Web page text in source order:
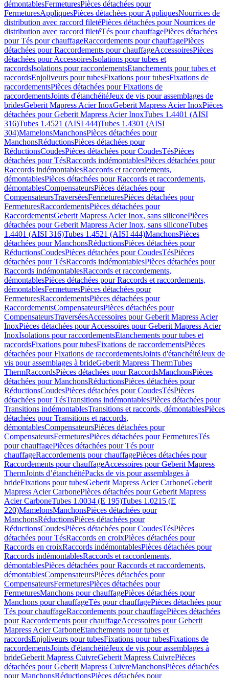
démontablesFermeturesPièces détachées pour
FermeturesAppliquesPièces détachées pour AppliquesNourrices de
distribution avec raccord filetéPièces détachées pour Nourrices de
distribution avec raccord filetéTés pour chauffagePièces détachées
pour Tés pour chauffageRaccordements pour chauffagePièces
détachées pour Raccordements pour chauffageAccessoiresPièces
détachées pour AccessoiresIsolations pour tubes et
raccordsIsolations pour raccordementsEtanchements pour tubes et
raccordsEnjoliveurs pour tubesFixations pour tubesFixations de
raccordementsPièces détachées pour Fixations de
raccordementsJoints d'étanchéitéJeux de vis pour assemblages de
bridesGeberit Mapress Acier InoxGeberit Mapress Acier InoxPièces
détachées pour Geberit Mapress Acier InoxTubes 1.4401 (AISI
316)Tubes 1.4521 (AISI 444)Tubes 1.4301 (AISI
304)MamelonsManchonsPièces détachées pour
ManchonsRéductionsPièces détachées pour
RéductionsCoudesPièces détachées pour CoudesTésPièces
détachées pour TésRaccords indémontablesPièces détachées pour
Raccords indémontablesRaccords et raccordements,
démontablesPièces détachées pour Raccords et raccordements,
démontablesCompensateursPièces détachées pour
CompensateursTraverséesFermeturesPièces détachées pour
FermeturesRaccordementsPièces détachées pour
RaccordementsGeberit Mapress Acier Inox, sans siliconePièces
détachées pour Geberit Mapress Acier Inox, sans siliconeTubes
1.4401 (AISI 316)Tubes 1.4521 (AISI 444)ManchonsPièces
détachées pour ManchonsRéductionsPièces détachées pour
RéductionsCoudesPièces détachées pour CoudesTésPièces
détachées pour TésRaccords indémontablesPièces détachées pour
Raccords indémontablesRaccords et raccordements,
démontablesPièces détachées pour Raccords et raccordements,
démontablesFermeturesPièces détachées pour
FermeturesRaccordementsPièces détachées pour
RaccordementsCompensateursPièces détachées pour
CompensateursTraverséesAccessoires pour Geberit Mapress Acier
InoxPièces détachées pour Accessoires pour Geberit Mapress Acier
InoxIsolations pour raccordementsEtanchements pour tubes et
raccordsFixations pour tubesFixations de raccordementsPièces
détachées pour Fixations de raccordementsJoints d'étanchéitéJeux de
vis pour assemblages à brideGeberit Mapress ThermTubes
ThermRaccordsPièces détachées pour RaccordsManchonsPièces
détachées pour ManchonsRéductionsPièces détachées pour
RéductionsCoudesPièces détachées pour CoudesTésPièces
détachées pour TésTransitions indémontablesPièces détachées pour
Transitions indémontablesTransitions et raccords, démontablesPièces
détachées pour Transitions et raccords,
démontablesCompensateursPièces détachées pour
CompensateursFermeturesPièces détachées pour FermeturesTés
pour chauffagePièces détachées pour Tés pour
chauffageRaccordements pour chauffagePièces détachées pour
Raccordements pour chauffageAccessoires pour Geberit Mapress
ThermJoints d’étanchéitéPacks de vis pour assemblages à
brideFixations pour tubesGeberit Mapress Acier CarboneGeberit
Mapress Acier CarbonePièces détachées pour Geberit Mapress
Acier CarboneTubes 1.0034 (E 195)Tubes 1.0215 (E
220)MamelonsManchonsPièces détachées pour
ManchonsRéductionsPièces détachées pour
RéductionsCoudesPièces détachées pour CoudesTésPièces
détachées pour TésRaccords en croixPièces détachées pour
Raccords en croixRaccords indémontablesPièces détachées pour
Raccords indémontablesRaccords et raccordements,
démontablesPièces détachées pour Raccords et raccordements,
démontablesCompensateursPièces détachées pour
CompensateursFermeturesPièces détachées pour
FermeturesManchons pour chauffagePièces détachées pour
Manchons pour chauffageTés pour chauffagePièces détachées pour
Tés pour chauffageRaccordements pour chauffagePièces détachées
pour Raccordements pour chauffageAccessoires pour Geberit
Mapress Acier CarboneEtanchements pour tubes et
raccordsEnjoliveurs pour tubesFixations pour tubesFixations de
raccordementsJoints d'étanchéitéJeux de vis pour assemblages à
brideGeberit Mapress CuivreGeberit Mapress CuivrePièces
détachées pour Geberit Mapress CuivreManchonsPièces détachées
pour ManchonsRéductionsPièces détachées pour